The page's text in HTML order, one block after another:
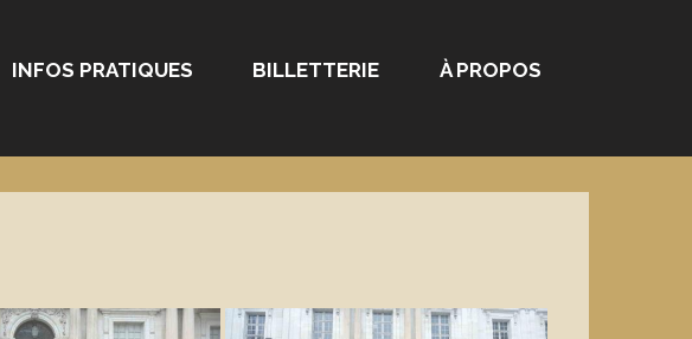
INFOS PRATIQUES BILLETTERIE À PROPOS